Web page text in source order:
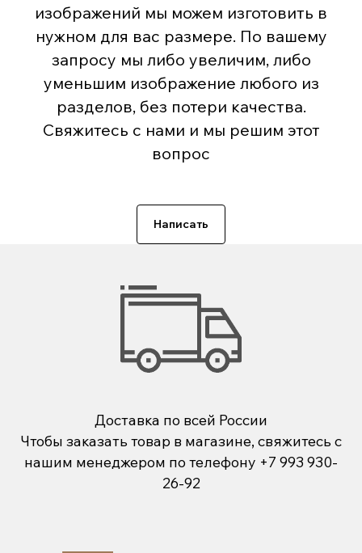
изображений мы можем изготовить в
нужном для вас размере. По вашему
запросу мы либо увеличим, либо
уменьшим изображение любого из
разделов, без потери качества.
Свяжитесь с нами и мы решим этот
вопрос
Написать
Доставка по всей России
Чтобы заказать товар в магазине, свяжитесь с
нашим менеджером по телефону +7 993 930-
26-92